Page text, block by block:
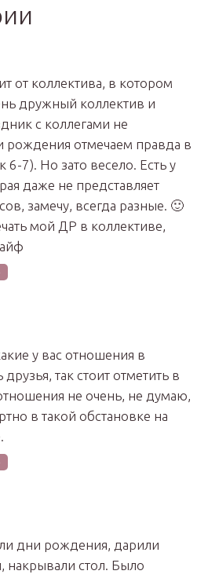
от коллектива, в котором
дружный коллектив и
с коллегами не
рождения отмечаем правда в
6-7). Но зато весело. Есть у
даже не представляет
замечу, всегда разные. 🙂
мой ДР в коллективе,
у вас отношения в
так стоит отметить в
не очень, не думаю,
в такой обстановке на
дни рождения, дарили
накрывали стол. Было